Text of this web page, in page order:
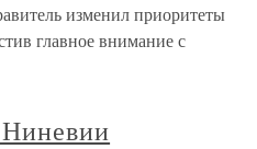
изменил приоритеты
главное внимание с